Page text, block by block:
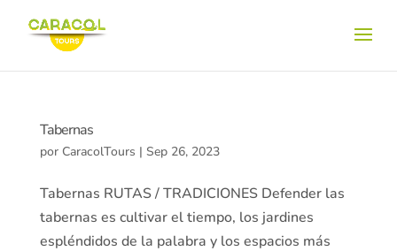
Tabernas
por CaracolTours | Sep 26, 2023
Tabernas RUTAS / TRADICIONES Defender las
tabernas es cultivar el tiempo, los jardines
espléndidos de la palabra y los espacios más